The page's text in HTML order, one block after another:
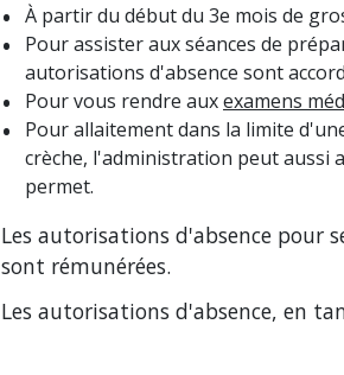
À partir du début du 3e mois de
Pour assister aux séances de
autorisations d'absence sont
Pour vous rendre auxexamens
Pour allaitement dans la limite
crèche, l'administration peut aussi
permet.
Les autorisations d'absence pour
sont rémunérées.
Les autorisations d'absence, en